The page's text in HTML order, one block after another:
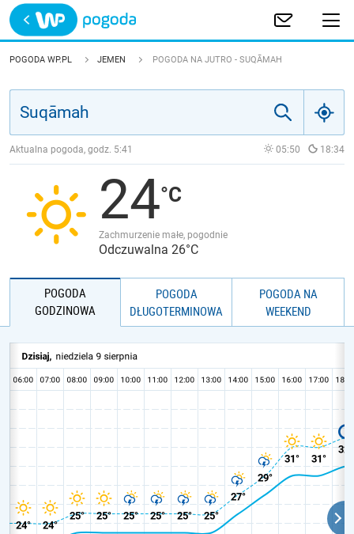
Trwa ładowanie
POLSKA
JAKOŚĆ POWIETRZA
POGODA WP.PL JEMEN POGODA NA JUTRO - SUQĀMAH
Aktualna pogoda, godz. 5:41 05:50 18:34
24
Zachmurzenie małe, pogodnie
Odczuwalna 26°C
POGODA
GODZINOWA
POGODA
DŁUGOTERMINOWA
POGODA NA
WEEKEND